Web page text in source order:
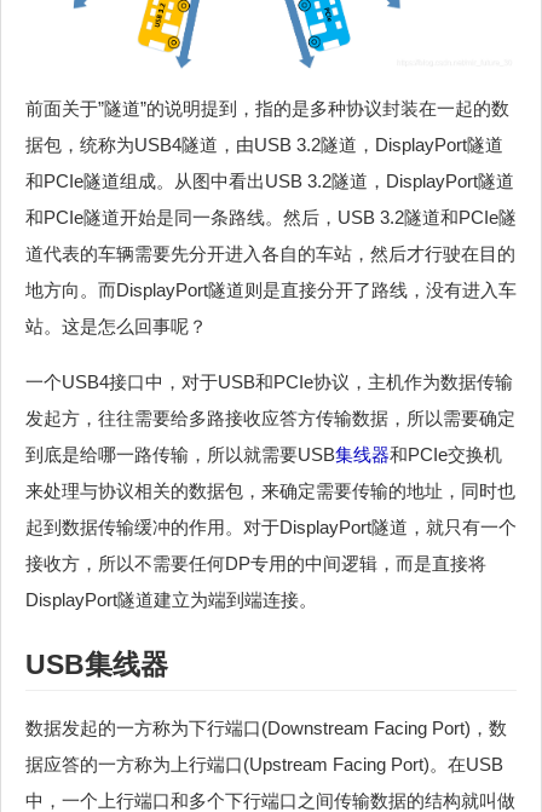
前面关于”隧道”的说明提到，指的是多种协议封装在一起的数
据包，统称为USB4隧道，由USB 3.2隧道，DisplayPort隧道
和PCIe隧道组成。从图中看出USB 3.2隧道，DisplayPort隧道
和PCIe隧道开始是同一条路线。然后，USB 3.2隧道和PCIe隧
道代表的车辆需要先分开进入各自的车站，然后才行驶在目的
地方向。而DisplayPort隧道则是直接分开了路线，没有进入车
站。这是怎么回事呢？
一个USB4接口中，对于USB和PCIe协议，主机作为数据传输
发起方，往往需要给多路接收应答方传输数据，所以需要确定
到底是给哪一路传输，所以就需要USB集线器和PCIe交换机
来处理与协议相关的数据包，来确定需要传输的地址，同时也
起到数据传输缓冲的作用。对于DisplayPort隧道，就只有一个
接收方，所以不需要任何DP专用的中间逻辑，而是直接将
DisplayPort隧道建立为端到端连接。
USB集线器
数据发起的一方称为下行端口(Downstream Facing Port)，数
据应答的一方称为上行端口(Upstream Facing Port)。在USB
中，一个上行端口和多个下行端口之间传输数据的结构就叫做